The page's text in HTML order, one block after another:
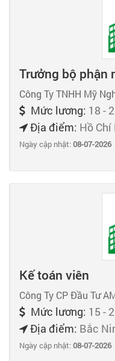
Trưởng bộ phận
Công Ty TNHH Mỹ
Mức lương: 18 -
Địa điểm: Hồ
Ngày cập nhật:08-07-2026
Kế toán viên
Công Ty CP Đầu Tư
Mức lương: 15 -
Địa điểm: Bắc
Ngày cập nhật:08-07-2026